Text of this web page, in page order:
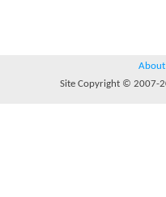
About
Site Copyright © 2007-